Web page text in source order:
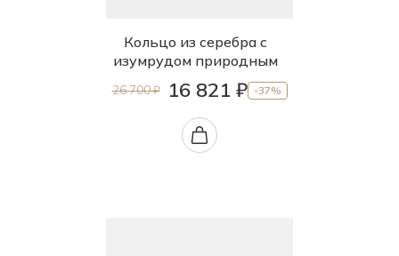
Кольцо из серебра с
изумрудом природным
26 700 ₽ 16 821 ₽ -37%